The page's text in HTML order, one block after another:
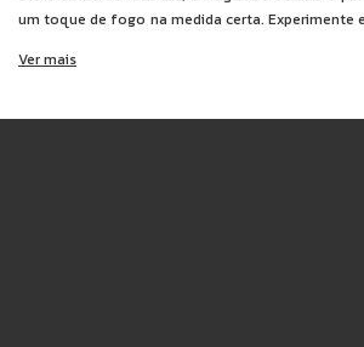
um toque de fogo na medida certa. Experimente
Ver mais